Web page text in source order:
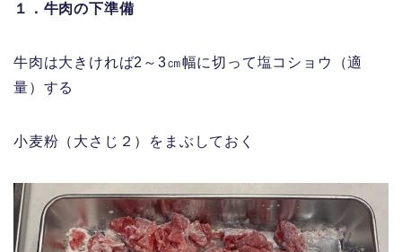
１．牛肉の下準備
牛肉は大きければ2～3㎝幅に切って塩コショウ（適
量）する
小麦粉（大さじ２）をまぶしておく